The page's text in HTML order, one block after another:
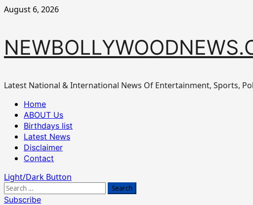
Skip
August 6, 2026
Latest National & International News Of Entertainment, Sports,
Primary
Menu
Home
ABOUT Us
Birthdays list
Latest News
Disclaimer
Contact
Light/Dark Button
Search
for:
Subscribe